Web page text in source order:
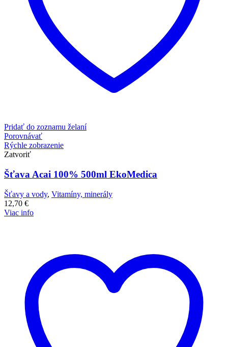
Pridať do zoznamu želaní
Porovnávať
Rýchle zobrazenie
Zatvoriť
Šťava Acai 100% 500ml EkoMedica
Šťavy a vody, Vitamíny, minerály
12,70 €
Viac info